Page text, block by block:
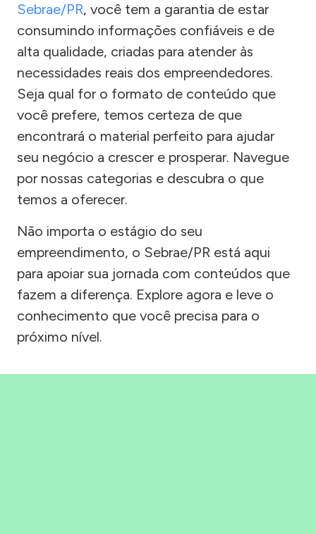
Sebrae/PR, você tem a garantia de estar
consumindo informações confiáveis e de
alta qualidade, criadas para atender às
necessidades reais dos empreendedores.
Seja qual for o formato de conteúdo que
você prefere, temos certeza de que
encontrará o material perfeito para ajudar
seu negócio a crescer e prosperar. Navegue
por nossas categorias e descubra o que
temos a oferecer.
Não importa o estágio do seu
empreendimento, o Sebrae/PR está aqui
para apoiar sua jornada com conteúdos que
fazem a diferença. Explore agora e leve o
conhecimento que você precisa para o
próximo nível.